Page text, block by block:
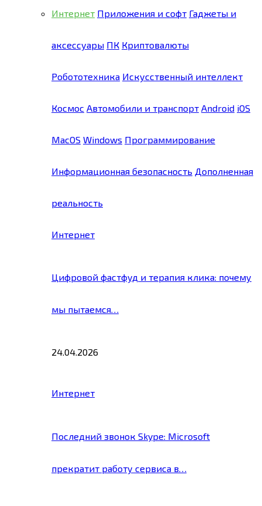
Интернет Приложения и софт Гаджеты и
аксессуары ПК Криптовалюты
Робототехника Искусственный интеллект
Космос Автомобили и транспорт Android iOS
MacOS Windows Программирование
Информационная безопасность Дополненная
реальность
Интернет
Цифровой фастфуд и терапия клика: почему
мы пытаемся…
24.04.2026
Интернет
Последний звонок Skype: Microsoft
прекратит работу сервиса в…